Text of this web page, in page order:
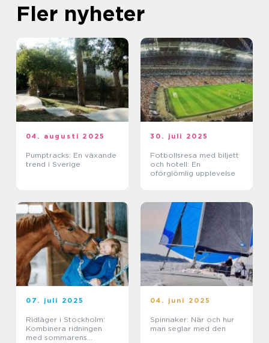
Fler nyheter
04. augusti 2025
Pumptracks: En växande
trend i Sverige
30. juli 2025
Fotbollsresa med biljett
och hotell: En
oförglömlig upplevelse
07. juli 2025
Ridläger i Stockholm:
Kombinera ridningen
med sommarens
04. juni 2025
Spinnaker: När och hur
man seglar med den